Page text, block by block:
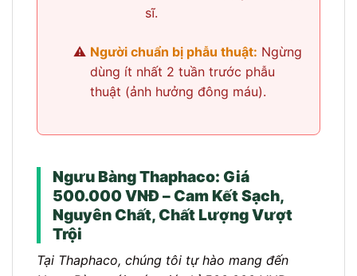
sĩ.
Người chuẩn bị phẫu thuật: Ngừng
dùng ít nhất 2 tuần trước phẫu
thuật (ảnh hưởng đông máu).
Ngưu Bàng Thaphaco: Giá
500.000 VNĐ – Cam Kết Sạch,
Nguyên Chất, Chất Lượng Vượt
Trội
Tại Thaphaco, chúng tôi tự hào mang đến